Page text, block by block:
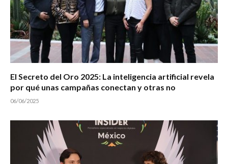
El Secreto del Oro 2025: La inteligencia artificial revela
por qué unas campañas conectan y otras no
06/06/2025